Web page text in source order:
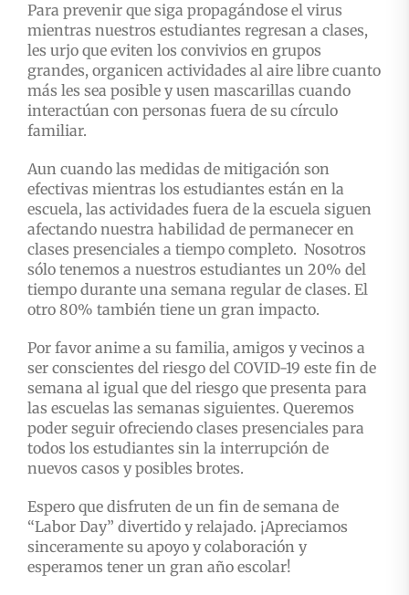
Para prevenir que siga propagándose el virus
mientras nuestros estudiantes regresan a clases,
les urjo que eviten los convivios en grupos
grandes, organicen actividades al aire libre cuanto
más les sea posible y usen mascarillas cuando
interactúan con personas fuera de su círculo
familiar.
Aun cuando las medidas de mitigación son
efectivas mientras los estudiantes están en la
escuela, las actividades fuera de la escuela siguen
afectando nuestra habilidad de permanecer en
clases presenciales a tiempo completo. Nosotros
sólo tenemos a nuestros estudiantes un 20% del
tiempo durante una semana regular de clases. El
otro 80% también tiene un gran impacto.
Por favor anime a su familia, amigos y vecinos a
ser conscientes del riesgo del COVID-19 este fin de
semana al igual que del riesgo que presenta para
las escuelas las semanas siguientes. Queremos
poder seguir ofreciendo clases presenciales para
todos los estudiantes sin la interrupción de
nuevos casos y posibles brotes.
Espero que disfruten de un fin de semana de
“Labor Day” divertido y relajado. ¡Apreciamos
sinceramente su apoyo y colaboración y
esperamos tener un gran año escolar!